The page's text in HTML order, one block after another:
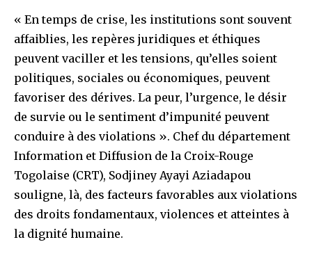
« En temps de crise, les institutions sont souvent
affaiblies, les repères juridiques et éthiques
peuvent vaciller et les tensions, qu’elles soient
politiques, sociales ou économiques, peuvent
favoriser des dérives. La peur, l’urgence, le désir
de survie ou le sentiment d’impunité peuvent
conduire à des violations ». Chef du département
Information et Diffusion de la Croix-Rouge
Togolaise (CRT), Sodjiney Ayayi Aziadapou
souligne, là, des facteurs favorables aux violations
des droits fondamentaux, violences et atteintes à
la dignité humaine.